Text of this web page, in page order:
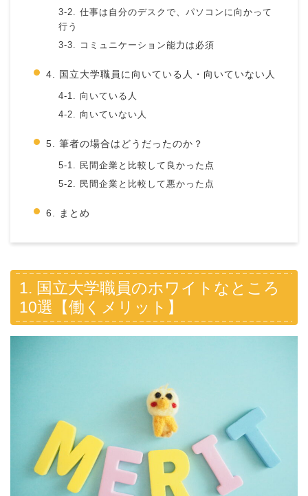
3-2. 仕事は自分のデスクで、パソコンに向かって
行う
3-3. コミュニケーション能力は必須
4. 国立大学職員に向いている人・向いていない人
4-1. 向いている人
4-2. 向いていない人
5. 筆者の場合はどうだったのか？
5-1. 民間企業と比較して良かった点
5-2. 民間企業と比較して悪かった点
6. まとめ
1. 国立大学職員のホワイトなところ
10選【働くメリット】